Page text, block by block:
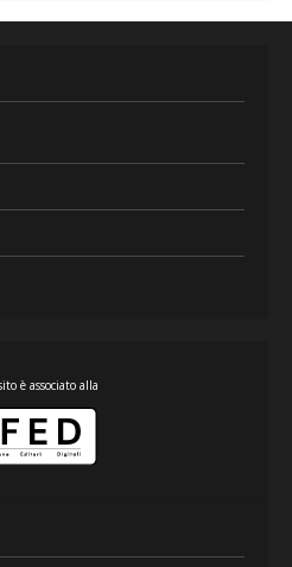
è associato alla